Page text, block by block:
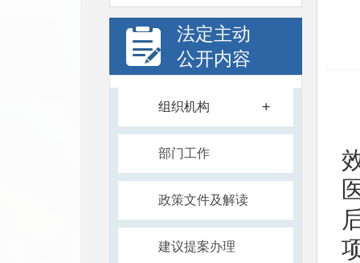
法定主动
公开内容
组织机构 +
部门工作
政策文件及解读
建议提案办理